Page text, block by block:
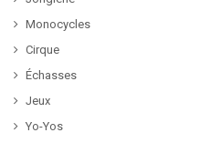
Monocycles
Cirque
Échasses
Jeux
Yo-Yos